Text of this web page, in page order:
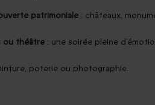
patrimoniale : châteaux,
ou théâtre : une soirée pleine
poterie ou photographie.